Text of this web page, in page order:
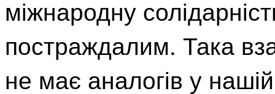
міжнародну
постраждалим. Така
не має аналогів у нашій